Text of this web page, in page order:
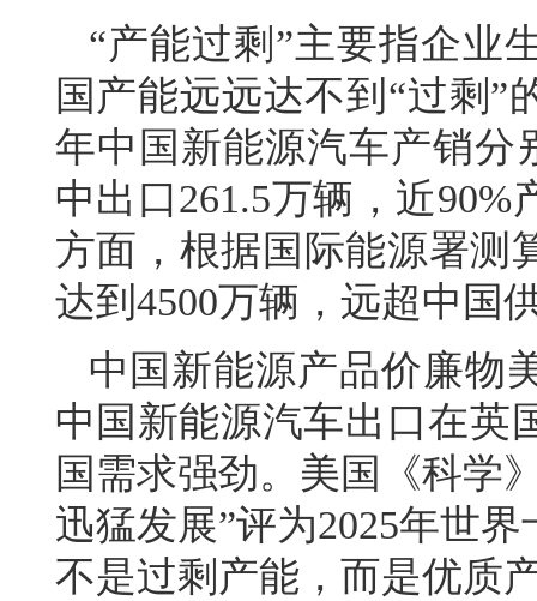
“产能过剩”主要指企业
国产能远远达不到“过剩”
年中国新能源汽车产销分
中出口261.5万辆，近
方面，根据国际能源署测
达到4500万辆，远超中国
中国新能源产品价廉物
中国新能源汽车出口在英
国需求强劲。美国《科学
迅猛发展”评为2025年世
不是过剩产能，而是优质